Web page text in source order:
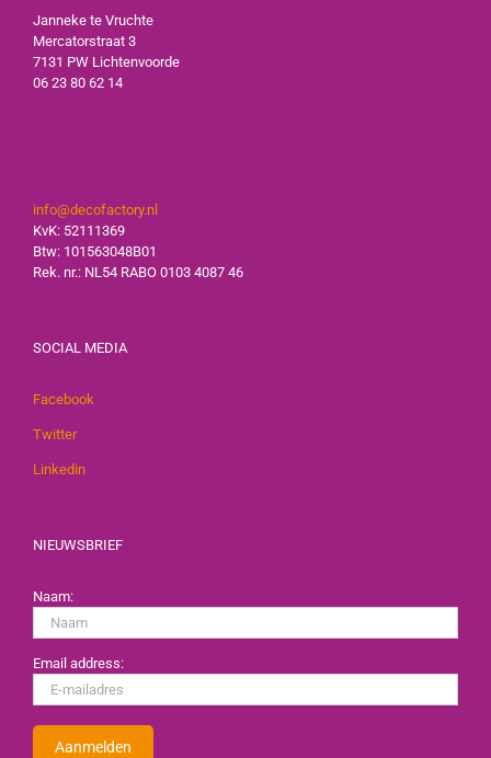
Janneke te Vruchte
Mercatorstraat 3
7131 PW Lichtenvoorde
06 23 80 62 14
info@decofactory.nl
KvK: 52111369
Btw: 101563048B01
Rek. nr.: NL54 RABO 0103 4087 46
SOCIAL MEDIA
Facebook
Twitter
Linkedin
NIEUWSBRIEF
Naam:
Email address: